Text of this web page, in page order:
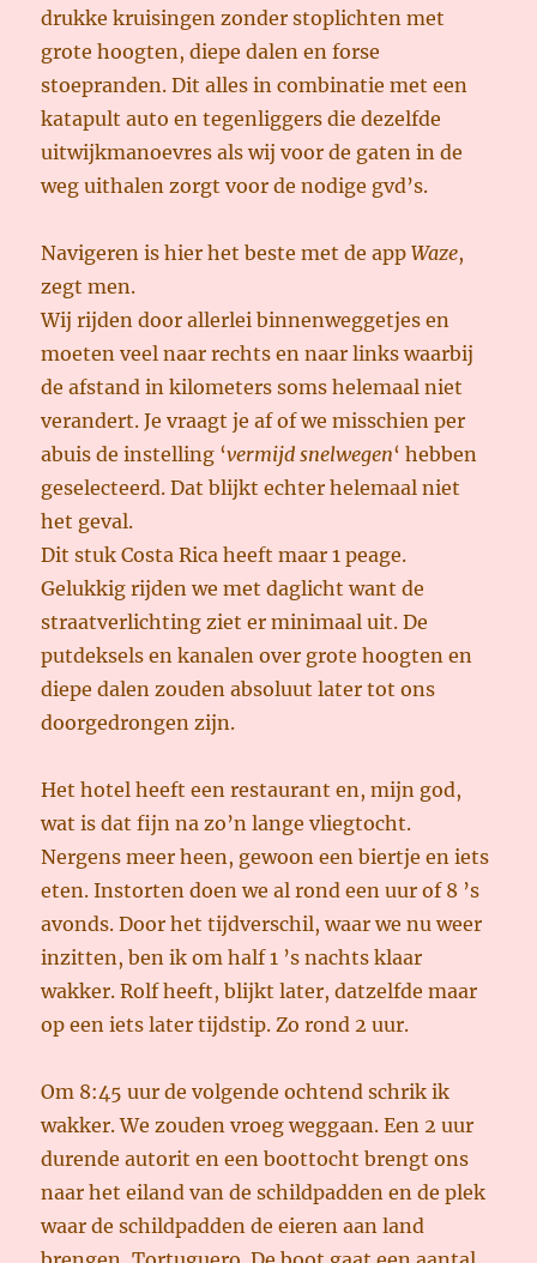
drukke kruisingen zonder stoplichten met
grote hoogten, diepe dalen en forse
stoepranden. Dit alles in combinatie met een
katapult auto en tegenliggers die dezelfde
uitwijkmanoevres als wij voor de gaten in de
weg uithalen zorgt voor de nodige gvd’s.
Navigeren is hier het beste met de appWaze,
zegt men.
Wij rijden door allerlei binnenweggetjes en
moeten veel naar rechts en naar links waarbij
de afstand in kilometers soms helemaal niet
verandert. Je vraagt je af of we misschien per
abuis de instelling ‘vermijd snelwegen‘ hebben
geselecteerd. Dat blijkt echter helemaal niet
het geval.
Dit stuk Costa Rica heeft maar 1 peage.
Gelukkig rijden we met daglicht want de
straatverlichting ziet er minimaal uit. De
putdeksels en kanalen over grote hoogten en
diepe dalen zouden absoluut later tot ons
doorgedrongen zijn.
Het hotel heeft een restaurant en, mijn god,
wat is dat fijn na zo’n lange vliegtocht.
Nergens meer heen, gewoon een biertje en iets
eten. Instorten doen we al rond een uur of 8 ’s
avonds. Door het tijdverschil, waar we nu weer
inzitten, ben ik om half 1 ’s nachts klaar
wakker. Rolf heeft, blijkt later, datzelfde maar
op een iets later tijdstip. Zo rond 2 uur.
Om 8:45 uur de volgende ochtend schrik ik
wakker. We zouden vroeg weggaan. Een 2 uur
durende autorit en een boottocht brengt ons
naar het eiland van de schildpadden en de plek
waar de schildpadden de eieren aan land